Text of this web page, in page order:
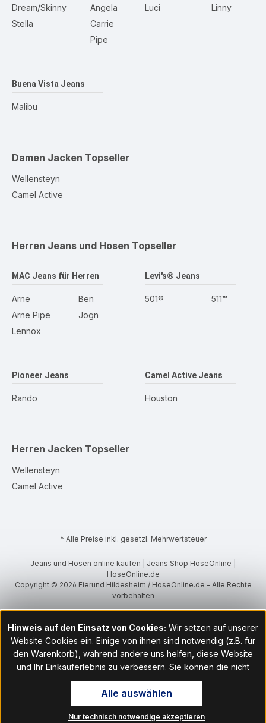
Dream/Skinny
Stella
Angela
Carrie
Pipe
Luci
Linny
Buena Vista Jeans
Malibu
Damen Jacken Topseller
Wellensteyn
Camel Active
Herren Jeans und Hosen Topseller
MAC Jeans für Herren
Arne
Arne Pipe
Lennox
Ben
Jogn
Levi's® Jeans
501® 511™
Pioneer Jeans
Rando
Camel Active Jeans
Houston
Herren Jacken Topseller
Wellensteyn
Camel Active
* Alle Preise inkl. gesetzl. Mehrwertsteuer
Jeans und Hosen online kaufen | Jeans Shop HoseOnline |
HoseOnline.de
Copyright © 2026 Eierund Hildesheim / HoseOnline.de - Alle Rechte
vorbehalten
Hinweis auf den Einsatz von Cookies: Wir setzen auf unserer
Website Cookies ein. Einige von ihnen sind notwendig (z.B. für
den Warenkorb), während andere uns helfen, diese Website
und Ihr Einkauferlebnis zu verbessern. Sie können die nicht
notwendigen Cookies mit Klick auf „OK“ akzeptieren oder per
Klick auf "Nur technisch notwendige akzeptieren" ablehnen. Den
Zugang zu den Cookie-Einstellungen finden Sie im Fußbereich
unserer Website im Menüpunkt „Informationen“. Dort können Sie
Nur technisch notwendige akzeptieren
Alle auswählen